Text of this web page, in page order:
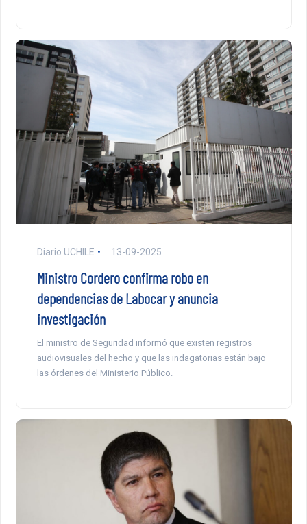
Diario UCHILE 13-09-2025
Ministro Cordero confirma robo en
dependencias de Labocar y anuncia
investigación
El ministro de Seguridad informó que existen registros
audiovisuales del hecho y que las indagatorias están bajo
las órdenes del Ministerio Público.